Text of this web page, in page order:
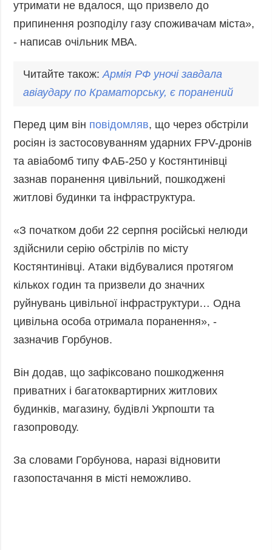
Відео
Інфографіка
Лонгріди
партнерів
Конференції
Офіційні
документи
Релізи
утримати не вдалося, що призвело до
припинення розподілу газу споживачам міста»,
- написав очільник МВА.
Читайте також:Армія РФ уночі завдала
авіаудару по Краматорську, є поранений
Перед цим він повідомляв, що через обстріли
росіян із застосовуванням ударних FPV-дронів
та авіабомб типу ФАБ-250 у Костянтинівці
зазнав поранення цивільний, пошкоджені
житлові будинки та інфраструктура.
«З початком доби 22 серпня російські нелюди
здійснили серію обстрілів по місту
Костянтинівці. Атаки відбувалися протягом
кількох годин та призвели до значних
руйнувань цивільної інфраструктури… Одна
цивільна особа отримала поранення», -
зазначив Горбунов.
Він додав, що зафіксовано пошкодження
приватних і багатоквартирних житлових
будинків, магазину, будівлі Укрпошти та
газопроводу.
За словами Горбунова, наразі відновити
газопостачання в місті неможливо.